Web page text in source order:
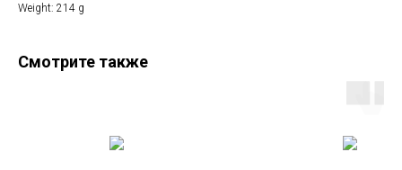
Weight: 214 g
Смотрите также